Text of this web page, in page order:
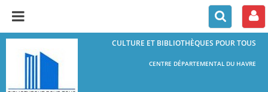
CULTURE ET BIBLIOTHÈQUES POUR TOUS
CENTRE DÉPARTEMENTAL DU HAVRE